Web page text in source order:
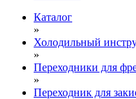
Каталог
»
Холодильный
»
Переходники для
»
Переходник для